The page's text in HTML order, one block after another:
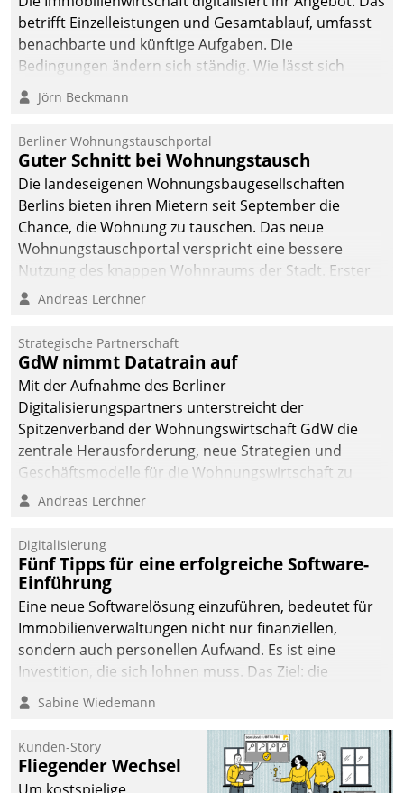
betrifft Einzelleistungen und Gesamtablauf, umfasst
benachbarte und künftige Aufgaben. Die
Bedingungen ändern sich ständig. Wie lässt sich
technisch die Kontrolle wahren und zugleich Freiraum
fürs Wachsen öffnen?
Jörn Beckmann
Berliner Wohnungstauschportal
Guter Schnitt bei Wohnungstausch
Die landeseigenen Wohnungsbaugesellschaften
Berlins bieten ihren Mietern seit September die
Chance, die Wohnung zu tauschen. Das neue
Wohnungstauschportal verspricht eine bessere
Nutzung des knappen Wohnraums der Stadt. Erster
Anwendungsfall für Datatrains Lösung API-Hub mit
Unternehmen.
Andreas Lerchner
Strategische Partnerschaft
GdW nimmt Datatrain auf
Mit der Aufnahme des Berliner
Digitalisierungspartners unterstreicht der
Spitzenverband der Wohnungswirtschaft GdW die
zentrale Herausforderung, neue Strategien und
Geschäftsmodelle für die Wohnungswirtschaft zu
entwickeln.
Andreas Lerchner
Digitalisierung
Fünf Tipps für eine erfolgreiche Software-
Einführung
Eine neue Softwarelösung einzuführen, bedeutet für
Immobilienverwaltungen nicht nur finanziellen,
sondern auch personellen Aufwand. Es ist eine
Investition, die sich lohnen muss. Das Ziel: die
nachhaltige Optimierung der Geschäftsabläufe. Damit
dieses Ziel erreicht wird, sollten einige Grundregeln
Sabine Wiedemann
Kunden-Story
Fliegender Wechsel